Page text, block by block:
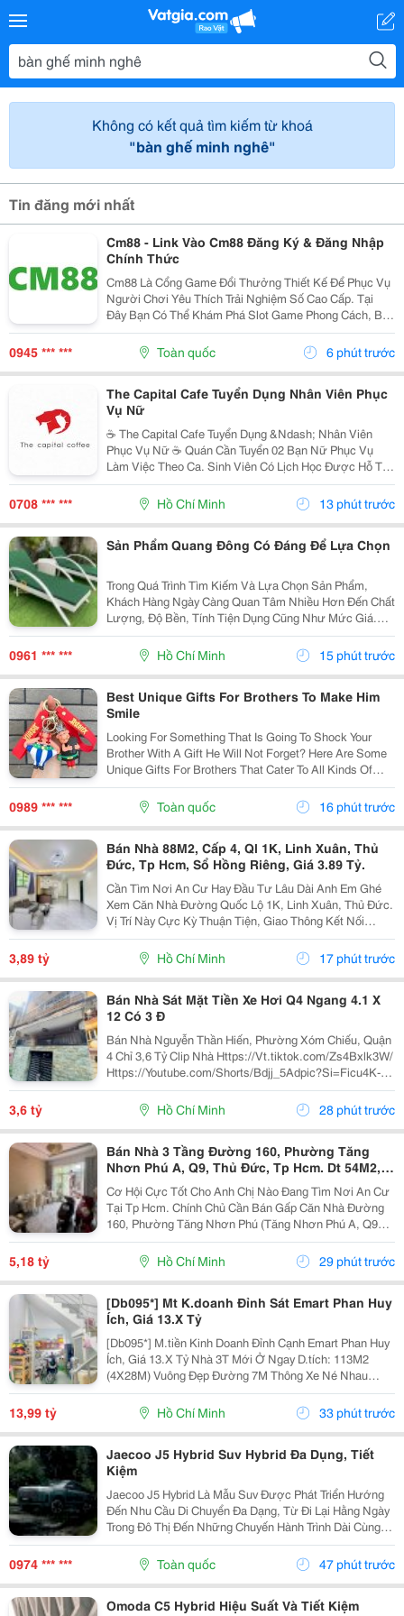
Không có kết quả tìm kiếm từ khoá
"bàn ghế minh nghê"
Tin đăng mới nhất
Cm88 - Link Vào Cm88 Đăng Ký & Đăng Nhập
Chính Thức
Cm88 Là Cổng Game Đổi Thưởng Thiết Kế Để Phục Vụ
Người Chơi Yêu Thích Trải Nghiệm Số Cao Cấp. Tại
Đây Bạn Có Thể Khám Phá Slot Game Phong Cách, Bắn
Cá Sống Động, Thể Thao,... Và Nhiều Trò Đổi Thưởng
Khác. Giao Diện Thân Thiện, Tốc Độ Mượt Mà Trên...
0945 *** *** Toàn quốc 6 phút trước
The Capital Cafe Tuyển Dụng Nhân Viên Phục
Vụ Nữ
☕️ The Capital Cafe Tuyển Dụng &Ndash; Nhân Viên
Phục Vụ Nữ ☕️ Quán Cần Tuyển 02 Bạn Nữ Phục Vụ
Làm Việc Theo Ca. Sinh Viên Có Lịch Học Được Hỗ Trợ
Sắp Xếp Ca Linh Động. ✨ Yêu Cầu &Bull; Nữ, Tuổi Từ
18 &Ndash; 20 &Bull; Nhiệt Tình, Vui Vẻ, Hòa...
0708 *** *** Hồ Chí Minh 13 phút trước
Sản Phẩm Quang Đông Có Đáng Để Lựa Chọn
Trong Quá Trình Tìm Kiếm Và Lựa Chọn Sản Phẩm,
Khách Hàng Ngày Càng Quan Tâm Nhiều Hơn Đến Chất
Lượng, Độ Bền, Tính Tiện Dụng Cũng Như Mức Giá.
Thay Vì Chỉ Dựa Vào Quảng Cáo Hoặc Thông Tin Từ
Người Bán, Nhiều Người Có Xu Hướng Tìm Hiểu Thêm
Thông Tin...
0961 *** *** Hồ Chí Minh 15 phút trước
Best Unique Gifts For Brothers To Make Him
Smile
Looking For Something That Is Going To Shock Your
Brother With A Gift He Will Not Forget? Here Are Some
Unique Gifts For Brothers That Cater To All Kinds Of
Personalities And Interests. You Can Find Everything
From Fashionable Accessories And Fun...
0989 *** *** Toàn quốc 16 phút trước
Bán Nhà 88M2, Cấp 4, Ql 1K, Linh Xuân, Thủ
Đức, Tp Hcm, Sổ Hồng Riêng, Giá 3.89 Tỷ.
Cần Tìm Nơi An Cư Hay Đầu Tư Lâu Dài Anh Em Ghé
Xem Căn Nhà Đường Quốc Lộ 1K, Linh Xuân, Thủ Đức.
Vị Trí Này Cực Kỳ Thuận Tiện, Giao Thông Kết Nối
Nhanh Chóng, Cực Kỳ Phù Hợp Cho Khách Mua Để Giữ
Tài Sản Hoặc Cho Thuê Đều Rất Ổn Định. Thông Tin...
3,89 tỷ Hồ Chí Minh 17 phút trước
Bán Nhà Sát Mặt Tiền Xe Hơi Q4 Ngang 4.1 X
12 Có 3 Đ
Bán Nhà Nguyễn Thần Hiến, Phường Xóm Chiếu, Quận
4 Chỉ 3,6 Tỷ Clip Nhà Https://Vt.tiktok.com/Zs4Bxlk3W/
Https://Youtube.com/Shorts/Bdjj_5Adpic?Si=Ficu4K-
Ulrqinf8N Vị Trí Đẹp, Cách Mặt Tiền Nguyễn Thần Hiến
Chỉ , 10 Bước Chân Lên Xe Hơi,...
3,6 tỷ Hồ Chí Minh 28 phút trước
Bán Nhà 3 Tầng Đường 160, Phường Tăng
Nhơn Phú A, Q9, Thủ Đức, Tp Hcm. Dt 54M2,
Sổ Hồng Riêng. Giá 5,18 Tỷ
Cơ Hội Cực Tốt Cho Anh Chị Nào Đang Tìm Nơi An Cư
Tại Tp Hcm. Chính Chủ Cần Bán Gấp Căn Nhà Đường
160, Phường Tăng Nhơn Phú (Tăng Nhơn Phú A, Q9
Cũ). Vị Trí Nhà Nằm Trong Khu Dân Cư Ổn Định, Giao
Thông Thuận Tiện Chỉ Vài Bước Là Ra Lã Xuân Oai,
5,18 tỷ Hồ Chí Minh 29 phút trước
[Db095*] Mt K.doanh Đỉnh Sát Emart Phan Huy
Ích, Giá 13.X Tỷ
[Db095*] M.tiền Kinh Doanh Đỉnh Cạnh Emart Phan Huy
Ích, Giá 13.X Tỷ Nhà 3T Mới Ở Ngay D.tích: 113M2
(4X28M) Vuông Đẹp Đường 7M Thông Xe Né Nhau
6Phòng Ngủ, 6Tolet Phù Hợp Kinh Doanh Kết Bạn Liên
Hệ Xem Nhà Ngay!
13,99 tỷ Hồ Chí Minh 33 phút trước
Jaecoo J5 Hybrid Suv Hybrid Đa Dụng, Tiết
Kiệm
Jaecoo J5 Hybrid Là Mẫu Suv Được Phát Triển Hướng
Đến Nhu Cầu Di Chuyển Đa Dạng, Từ Đi Lại Hằng Ngày
Trong Đô Thị Đến Những Chuyến Hành Trình Dài Cùng
Gia Đình. Nhờ Hệ Truyền Động Hybrid Shs-H, Thiết Kế
Thực Dụng Và Nhiều Công Nghệ Hỗ Trợ, Xe Mang...
0974 *** *** Toàn quốc 47 phút trước
Omoda C5 Hybrid Hiệu Suất Và Tiết Kiệm